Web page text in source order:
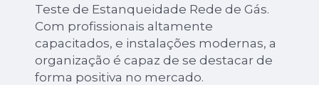
Teste de Estanqueidade Rede de Gás.
Com profissionais altamente
capacitados, e instalações modernas, a
organização é capaz de se destacar de
forma positiva no mercado.